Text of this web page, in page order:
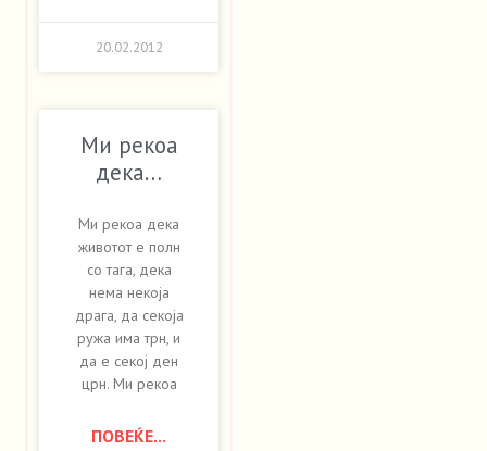
20.02.2012
Ми рекоа
дека…
Ми рекоа дека
животот е полн
со тага, дека
нема некоја
драга, да секоја
ружа има трн, и
да е секој ден
црн. Ми рекоа
ПОВЕЌЕ...